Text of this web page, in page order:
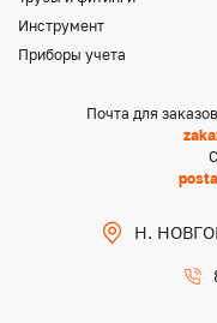
Инструмент
Приборы учета
Почта для
Н.